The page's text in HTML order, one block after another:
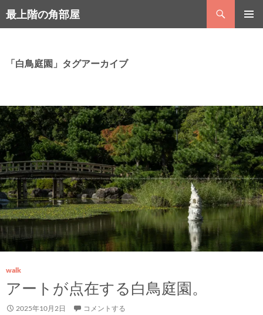
ン
テ
プ
最上階の角部屋
索
「白鳥庭園」タグアーカイブ
walk
アートが点在する白鳥庭園。
2025年10月2日 コメントする